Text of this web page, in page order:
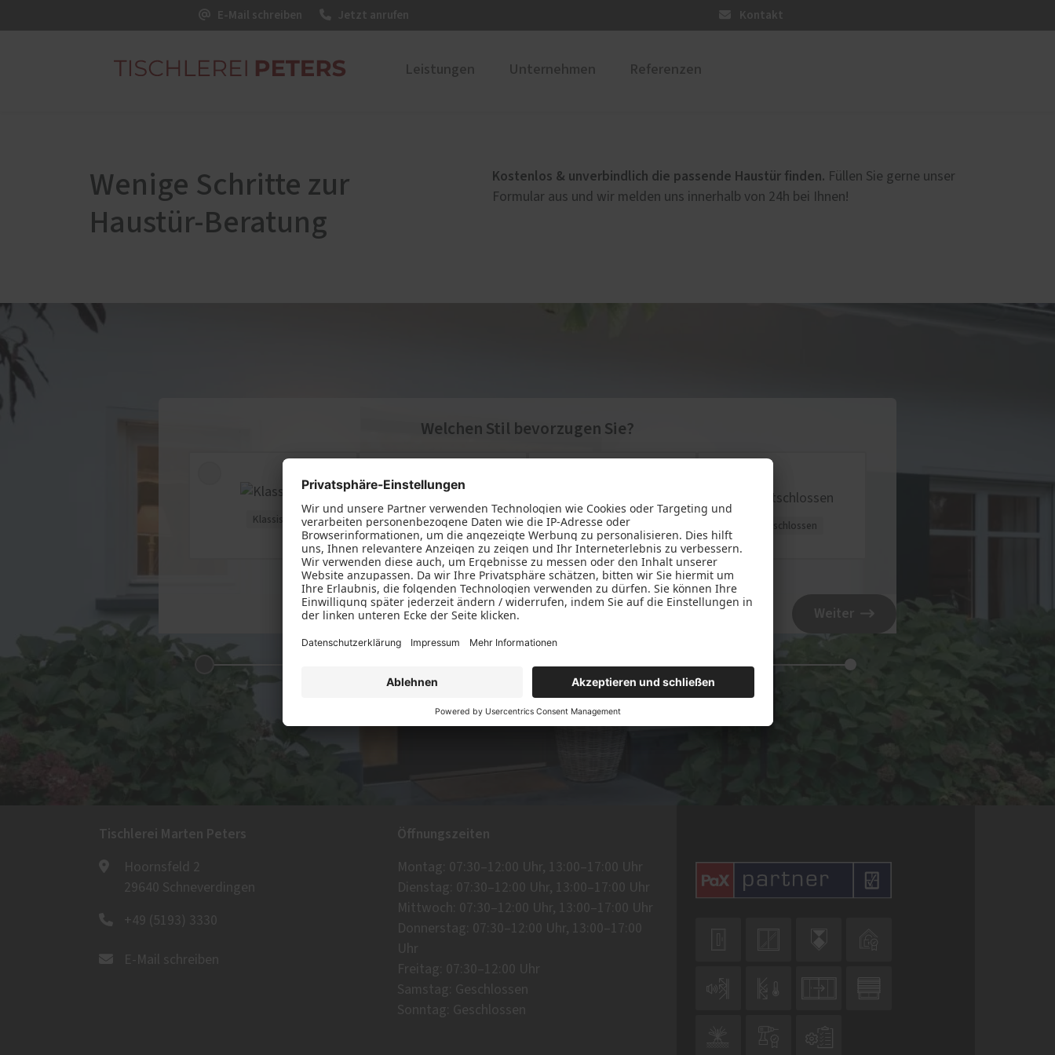
E-Mail schreiben Jetzt anrufen Kontakt
Leistungen
Möbel
Treppen
Wintergärten
Terrassenüberdachungen
Kunststoff
Kunststoff-Aluminium
Holz und Holz-Aluminium
Altbau und Denkmal
Unternehmen Referenzen
Wenige Schritte zur
Haustür-Beratung
Kostenlos & unverbindlich die passende Haustür finden. Füllen Sie gerne unser
Formular aus und wir melden uns innerhalb von 24h bei Ihnen!
Welchen Stil bevorzugen Sie?
Klassisch Modern Altbau
unentschlossen
Weiter
1 von 8
Tischlerei Marten Peters
Hoornsfeld 2
29640 Schneverdingen
+49 (5193) 3330
E-Mail schreiben
Öffnungszeiten
Montag: 07:30–12:00 Uhr, 13:00–17:00 Uhr
Dienstag: 07:30–12:00 Uhr, 13:00–17:00 Uhr
Mittwoch: 07:30–12:00 Uhr, 13:00–17:00 Uhr
Donnerstag: 07:30–12:00 Uhr, 13:00–17:00
Uhr
Freitag: 07:30–12:00 Uhr
Samstag: Geschlossen
Sonntag: Geschlossen
 
   
  